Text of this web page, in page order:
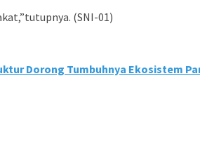
(SNI-01)
Dorong Tumbuhnya Ekosistem